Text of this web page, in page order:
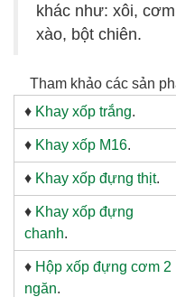
khác như: xôi,
xào, bột chiên.
Tham khảo các sản
♦ Khay xốp trắng.
♦ Khay xốp M16.
♦ Khay xốp đựng thịt.
♦ Khay xốp đựng
chanh.
♦ Hộp xốp đựng cơm 2
ngăn.